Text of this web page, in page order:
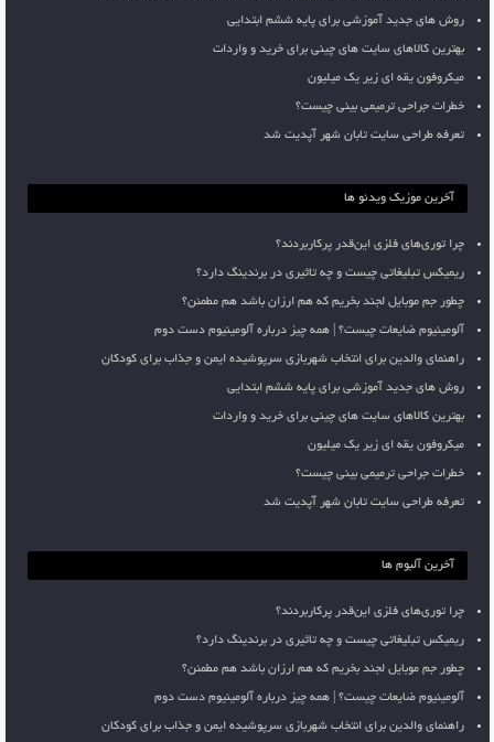
روش های جدید آموزشی برای پایه ششم ابتدایی
بهترین کالاهای سایت های چینی برای خرید و واردات
میکروفون یقه ای زیر یک میلیون
خطرات جراحی ترمیمی بینی چیست؟
تعرفه طراحی سایت تابان شهر آپدیت شد
آخرین موزیک ویدئو ها
چرا توری‌های فلزی این‌قدر پرکاربردند؟
ریمیکس تبلیغاتی چیست و چه تاثیری در برندینگ دارد؟
چطور جم موبایل لجند بخریم که هم ارزان باشد هم مطمئن؟
آلومینیوم ضایعات چیست؟ | همه چیز درباره آلومینیوم دست دوم
راهنمای والدین برای انتخاب شهربازی سرپوشیده ایمن و جذاب برای کودکان
روش های جدید آموزشی برای پایه ششم ابتدایی
بهترین کالاهای سایت های چینی برای خرید و واردات
میکروفون یقه ای زیر یک میلیون
خطرات جراحی ترمیمی بینی چیست؟
تعرفه طراحی سایت تابان شهر آپدیت شد
آخرین آلبوم ها
چرا توری‌های فلزی این‌قدر پرکاربردند؟
ریمیکس تبلیغاتی چیست و چه تاثیری در برندینگ دارد؟
چطور جم موبایل لجند بخریم که هم ارزان باشد هم مطمئن؟
آلومینیوم ضایعات چیست؟ | همه چیز درباره آلومینیوم دست دوم
راهنمای والدین برای انتخاب شهربازی سرپوشیده ایمن و جذاب برای کودکان